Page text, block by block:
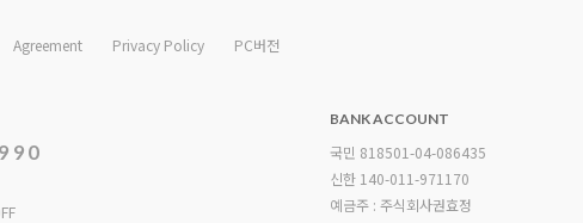
Agreement Privacy Policy PC버전
BANK ACCOUNT
국민 818501-04-086435
신한 140-011-971170
예금주 : 주식회사권효정